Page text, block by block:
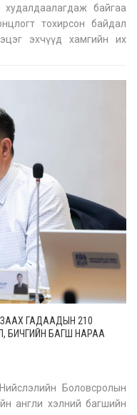
байгаа
тохирсон байдал
эхчүүд хамгийн их
ЗААХ ГАДААДЫН 210
БИЧГИЙН БАГШ НАРАА
Боловсролын
англи хэлний багшийн